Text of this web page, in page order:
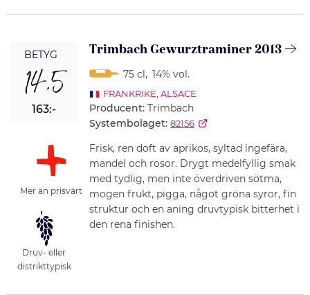
BETYG
14,5
163:-
Mer än prisvärt
Druv- eller
distrikttypisk
Trimbach Gewurztraminer 2013
75 cl, 14% vol.
FRANKRIKE ALSACE
Producent: Trimbach
Systembolaget: 82156
Frisk, ren doft av aprikos, syltad ingefära,
mandel och rosor. Drygt medelfyllig smak
med tydlig, men inte överdriven sötma,
mogen frukt, pigga, något gröna syror, fin
struktur och en aning druvtypisk bitterhet i
den rena finishen.